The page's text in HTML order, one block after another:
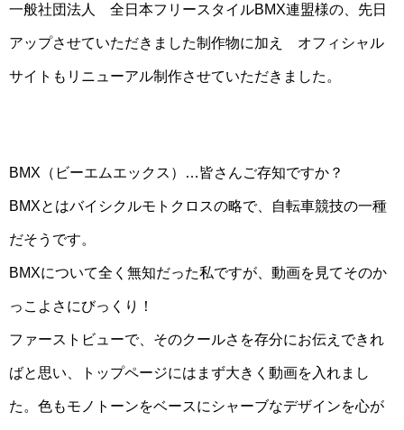
一般社団法人 全日本フリースタイルBMX連盟様の、先日
アップさせていただきました制作物に加え オフィシャル
サイトもリニューアル制作させていただきました。
BMX（ビーエムエックス）…皆さんご存知ですか？
BMXとはバイシクルモトクロスの略で、自転車競技の一種
だそうです。
BMXについて全く無知だった私ですが、動画を見てそのか
っこよさにびっくり！
ファーストビューで、そのクールさを存分にお伝えできれ
ばと思い、トップページにはまず大きく動画を入れまし
た。色もモノトーンをベースにシャーブなデザインを心が